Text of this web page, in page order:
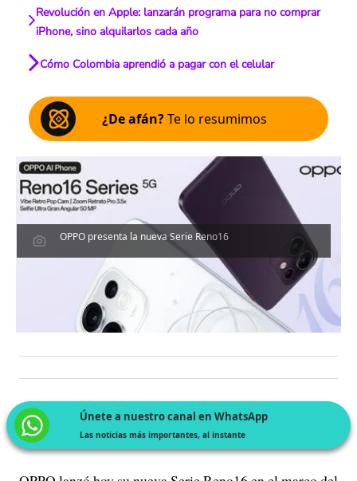
Revolución en Apple: lanzarán programa para no comprar
iPhone, sino alquilarlos cada año
Cómo Colombia aprendió a pagar con el celular
¿De afán?Te lo resumimos
OPPO presenta la nueva Serie Reno16
Únete a nuestro canal en WhatsApp
Las noticias más importantes, al instante